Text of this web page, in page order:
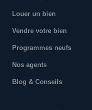
Louer un bien
Vendre votre bien
Programmes neufs
Nos agents
Blog & Conseils